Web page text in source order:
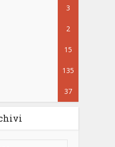
3
2
15
135
37